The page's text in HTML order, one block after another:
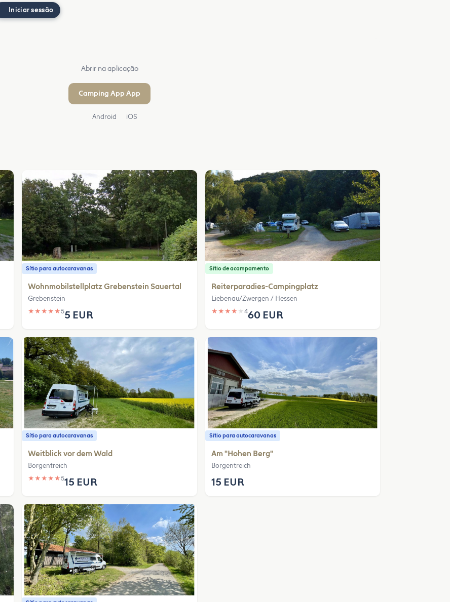
Iniciar sessão
Abrir na aplicação
Camping App App
Android iOS
Sítio para autocaravanas
Wohnmobilstellplatz Grebenstein Sauertal
Grebenstein
★ ★ ★ ★ ★55 EUR
Sítio de acampamento
Reiterparadies-Campingplatz
Liebenau/Zwergen / Hessen
★ ★ ★ ★ ★ 460 EUR
Sítio para autocaravanas
Weitblick vor dem Wald
Borgentreich
★ ★ ★ ★ ★515 EUR
Sítio para autocaravanas
Am "Hohen Berg"
Borgentreich
15 EUR